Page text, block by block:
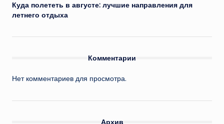
Куда полететь в августе: лучшие направления для
летнего отдыха
Комментарии
Нет комментариев для просмотра.